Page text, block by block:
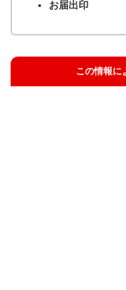
お届出印
この情報に